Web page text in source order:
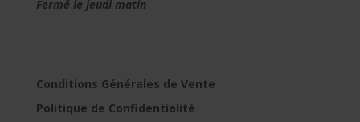
Fermé le jeudi matin
Conditions Générales de Vente
Politique de Confidentialité